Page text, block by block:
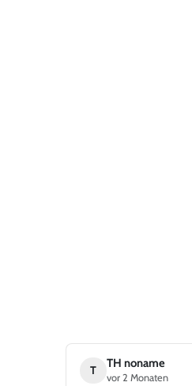
T
TH noname
vor 2 Monaten